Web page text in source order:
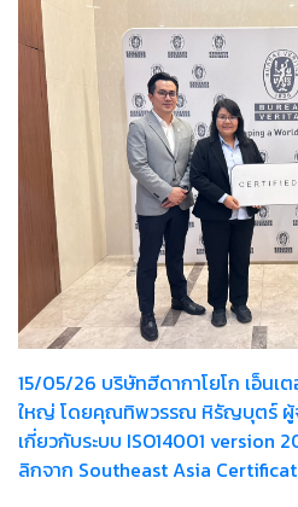
15/05/26 บริษัทฮีดากาโยโก เอ็นเ
ใหญ่ โดยคุณทิพวรรณ หิรัญบุตร์ ผู้จั
เกี่ยวกับระบบ ISO14001 version 2026 และ ร่วมรับมอ
ลิกจาก Southeast Asia